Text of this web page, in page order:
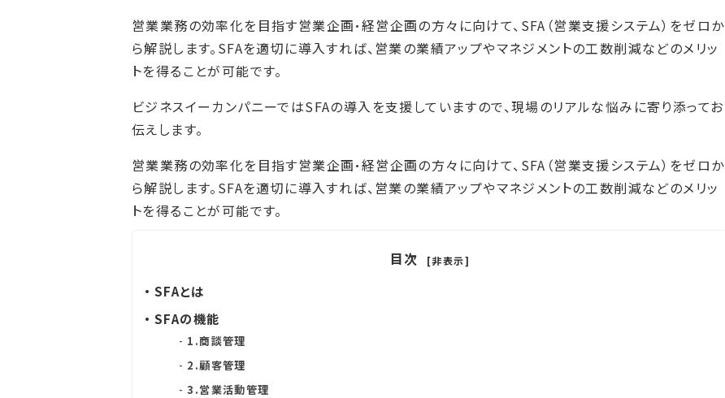
営業業務の効率化を目指す営業企画・経営企画の方々に向けて、SFA（営業支援システム）をゼロか
ら解説します。SFAを適切に導入すれば、営業の業績アップやマネジメントの工数削減などのメリッ
トを得ることが可能です。
ビジネスイーカンパニーではSFAの導入を支援していますので、現場のリアルな悩みに寄り添ってお
伝えします。
営業業務の効率化を目指す営業企画・経営企画の方々に向けて、SFA（営業支援システム）をゼロか
ら解説します。SFAを適切に導入すれば、営業の業績アップやマネジメントの工数削減などのメリッ
トを得ることが可能です。
目次 [非表示]
SFAとは
SFAの機能
1.商談管理
2.顧客管理
3.営業活動管理